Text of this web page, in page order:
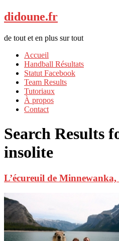
didoune.fr
de tout et en plus sur tout
Accueil
Handball Résultats
Statut Facebook
Team Results
Tutoriaux
À propos
Contact
Search Results
insolite
L’écureuil de